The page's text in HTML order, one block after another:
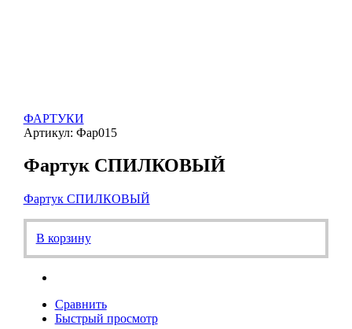
ФАРТУКИ
Артикул: Фар015
Фартук СПИЛКОВЫЙ
Фартук СПИЛКОВЫЙ
В корзину
Сравнить
Быстрый просмотр